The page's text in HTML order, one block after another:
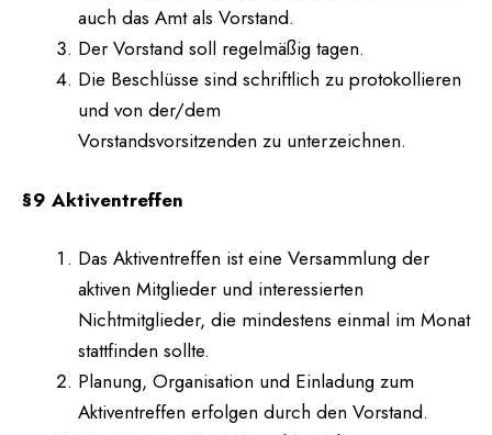
auch das Amt als Vorstand.
Der Vorstand soll regelmäßig tagen.
Die Beschlüsse sind schriftlich zu protokollieren
und von der/dem
Vorstandsvorsitzenden zu unterzeichnen.
§9 Aktiventreffen
Das Aktiventreffen ist eine Versammlung der
aktiven Mitglieder und interessierten
Nichtmitglieder, die mindestens einmal im Monat
stattfinden sollte.
Planung, Organisation und Einladung zum
Aktiventreffen erfolgen durch den Vorstand.